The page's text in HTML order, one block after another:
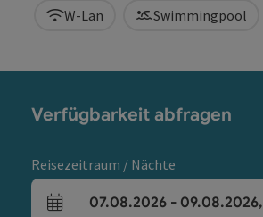
W-Lan Swimmingpool
Verfügbarkeit abfragen
Reisezeitraum / Nächte
An- und Abreisefelder
07.08.2026 - 09.08.2026,